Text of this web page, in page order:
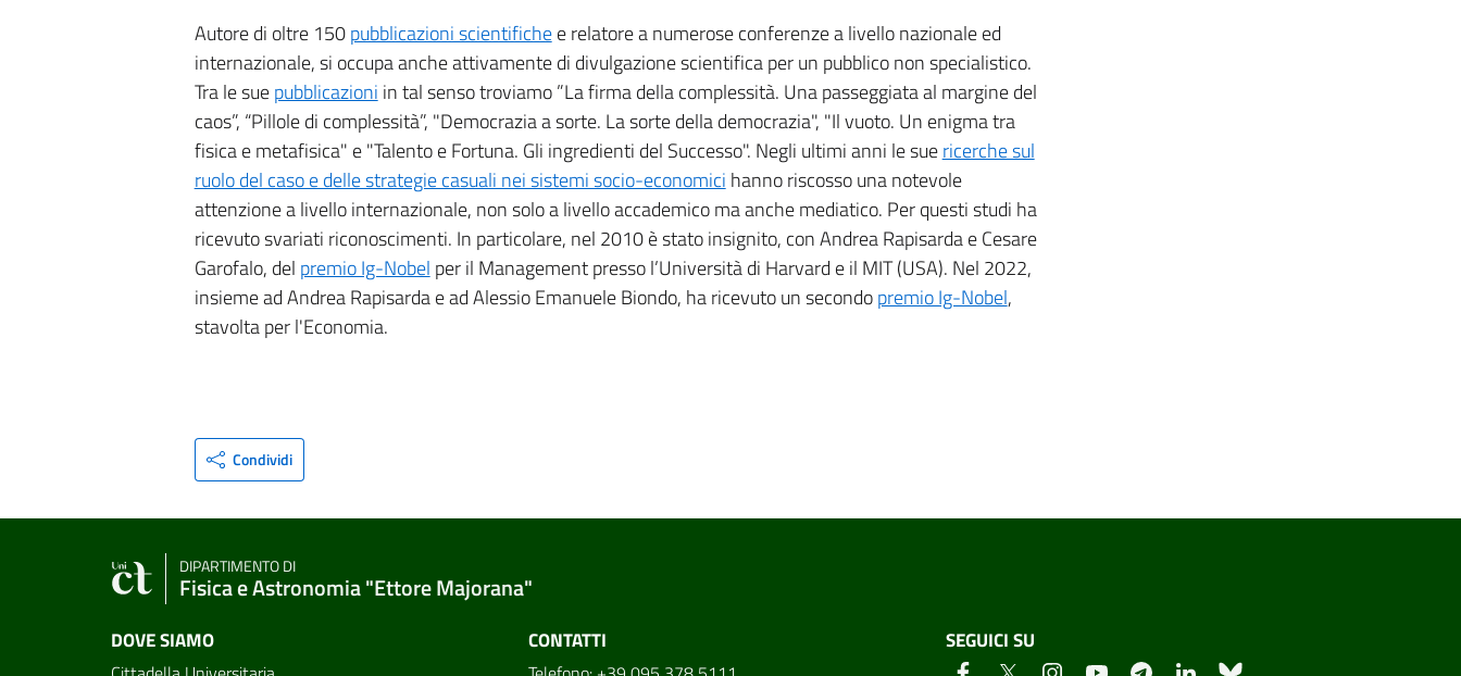
Autore di oltre 150pubblicazioni scientifichee relatore a numerose conferenze a livello nazionale ed
internazionale, si occupa anche attivamente di divulgazione scientifica per un pubblico non specialistico.
Tra le suepubblicazioni in tal senso troviamo ”La firma della complessità. Una passeggiata al margine del
caos”, “Pillole di complessità”, "Democrazia a sorte. La sorte della democrazia", "Il vuoto. Un enigma tra
fisica e metafisica" e "Talento e Fortuna. Gli ingredienti del Successo". Negli ultimi anni le suericerche sul
ruolo del caso e delle strategie casuali nei sistemi socio-economici hanno riscosso una notevole
attenzione a livello internazionale, non solo a livello accademico ma anche mediatico. Per questi studi ha
ricevuto svariati riconoscimenti. In particolare, nel 2010 è stato insignito, con Andrea Rapisarda e Cesare
Garofalo, del premio Ig-Nobel per il Management presso l’Università di Harvard e il MIT (USA). Nel 2022,
insieme ad Andrea Rapisarda e ad Alessio Emanuele Biondo, ha ricevuto un secondopremio Ig-Nobel,
stavolta per l'Economia.
Condividi
DIPARTIMENTO DI
Fisica e Astronomia "Ettore Majorana"
DOVE SIAMO CONTATTI SEGUICI SU